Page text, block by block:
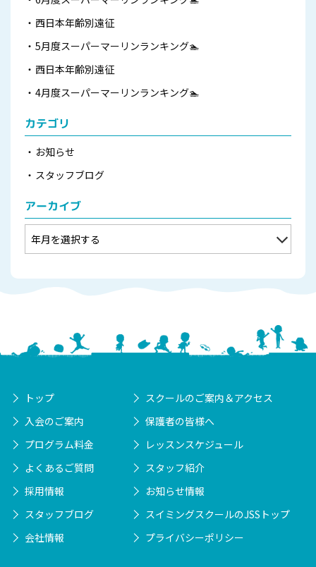
西日本年齢別遠征
5月度スーパーマーリンランキング🏊
西日本年齢別遠征
4月度スーパーマーリンランキング🏊
カテゴリ
お知らせ
スタッフブログ
アーカイブ
トップ
スクールのご案内＆アクセス
入会のご案内
保護者の皆様へ
プログラム料金
レッスンスケジュール
よくあるご質問
スタッフ紹介
採用情報
お知らせ情報
スタッフブログ
スイミングスクールのJSSトップ
会社情報
プライバシーポリシー